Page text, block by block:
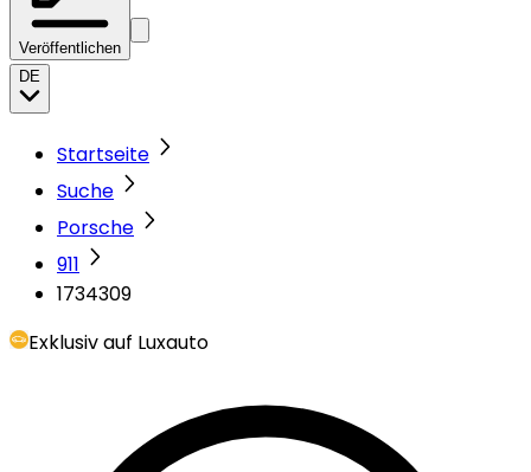
Veröffentlichen
DE
Startseite
Suche
Porsche
911
1734309
Exklusiv auf Luxauto